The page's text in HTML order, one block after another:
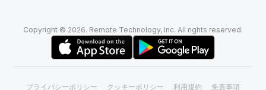
Copyright © 2026. Remote Technology, Inc. All rights reserved.
プライバシーポリシー クッキーポリシー 利用規約 免責事項